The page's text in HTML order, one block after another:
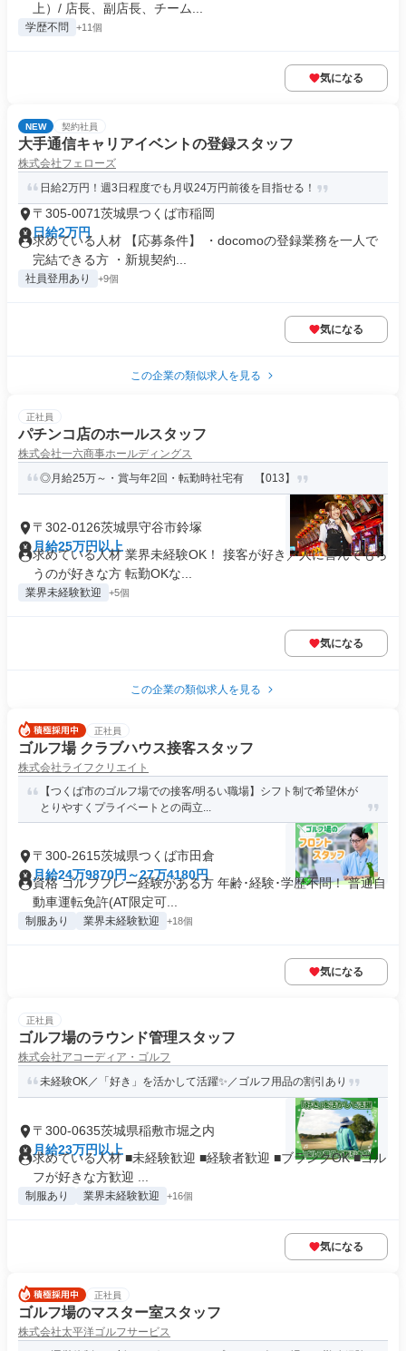
上）/ 店長、副店長、チーム...
学歴不問 +11個
気になる
NEW 契約社員
大手通信キャリアイベントの登録スタッフ
株式会社フェローズ
日給2万円！週3日程度でも月収24万円前後を目指せる！
〒305-0071茨城県つくば市稲岡
日給2万円
求めている人材 【応募条件】 ・docomoの登録業務を一人で
完結できる方 ・新規契約...
社員登用あり +9個
気になる
この企業の類似求人を見る
正社員
パチンコ店のホールスタッフ
株式会社一六商事ホールディングス
◎月給25万～・賞与年2回・転勤時社宅有 【013】
〒302-0126茨城県守谷市鈴塚
月給25万円以上
求めている人材 業界未経験OK！ 接客が好き／人に喜んでもら
うのが好きな方 転勤OKな...
業界未経験歓迎 +5個
気になる
この企業の類似求人を見る
正社員
ゴルフ場 クラブハウス接客スタッフ
株式会社ライフクリエイト
【つくば市のゴルフ場での接客/明るい職場】シフト制で希望休が
とりやすくプライベートとの両立...
〒300-2615茨城県つくば市田倉
月給24万9870円～27万4180円
資格 ゴルフプレー経験がある方 年齢･経験･学歴不問！ 普通自
動車運転免許(AT限定可...
制服あり 業界未経験歓迎 +18個
気になる
正社員
ゴルフ場のラウンド管理スタッフ
株式会社アコーディア・ゴルフ
未経験OK／「好き」を活かして活躍✨／ゴルフ用品の割引あり
〒300-0635茨城県稲敷市堀之内
月給23万円以上
求めている人材 ■未経験歓迎 ■経験者歓迎 ■ブランクOK ■ゴル
フが好きな方歓迎 ...
制服あり 業界未経験歓迎 +16個
気になる
正社員
ゴルフ場のマスター室スタッフ
株式会社太平洋ゴルフサービス